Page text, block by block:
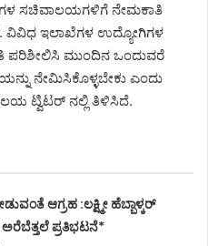
ಸಚಿವಾಲಯಗಳಿಗೆ ನೇಮಕಾತಿ
ವಿವಿಧ ಇಲಾಖೆಗಳ ಉದ್ಯೋಗಿಗಳ
ಪರಿಶೀಲಿಸಿ ಮುಂದಿನ ಒಂದುವರೆ
ನೇಮಿಸಿಕೊಳ್ಳಬೇಕು ಎಂದು
ಟ್ವಿಟರ್ ನಲ್ಲಿ ತಿಳಿಸಿದೆ.
ಆಗ್ರಹ :ಲಕ್ಷ್ಮೀ ಹೆಬ್ಬಾಳ್ಕರ್
ಪ್ರತಿಭಟನೆ*